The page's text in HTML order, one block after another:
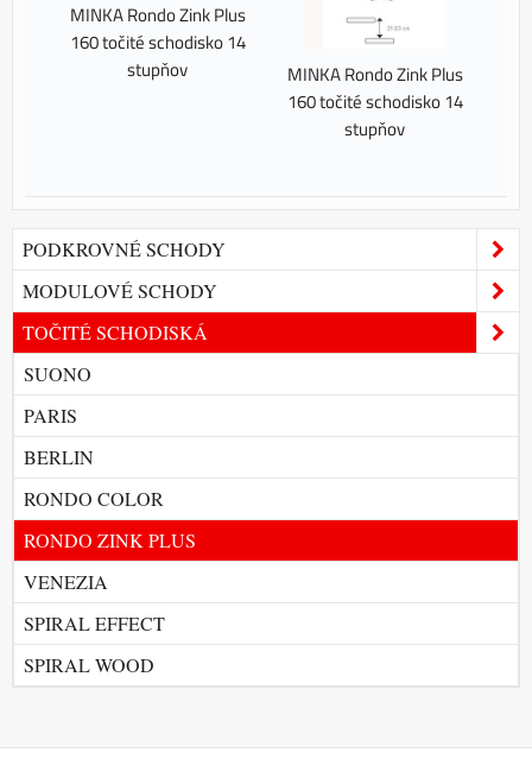
MINKA Rondo Zink Plus
160 točité schodisko 14
stupňov
MINKA Rondo Zink Plus
160 točité schodisko 14
stupňov
PODKROVNÉ SCHODY
MODULOVÉ SCHODY
TOČITÉ SCHODISKÁ
SUONO
PARIS
BERLIN
RONDO COLOR
RONDO ZINK PLUS
VENEZIA
SPIRAL EFFECT
SPIRAL WOOD